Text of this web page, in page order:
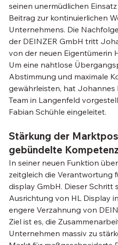
seinen unermüdlichen
Beitrag zur kontinuierlichen
Unternehmens. Die
der DEINZER GmbH tritt
von der neuen Eigentümerin
Um eine nahtlose
Abstimmung und maximale
gewährleisten, hat Johannes
Team in Langenfeld
Fabian Schühle eingeleitet.
Stärkung der
gebündelte Kompetenz
In seiner neuen Funktion
zeitgleich die Verantwortung
display GmbH. Dieser Schritt
Ausrichtung von HL Display
engere Verzahnung von
Ziel ist es, die
Unternehmen massiv zu